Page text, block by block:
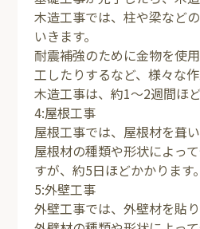
木造工事では、柱や梁など
いきます。
耐震補強のために金物を使
工したりするなど、様々な作
木造工事は、約1～2週間ほど
4:屋根工事
屋根工事では、屋根材を葺い
屋根材の種類や形状によっ
すが、約5日ほどかかります。
5:外壁工事
外壁工事では、外壁材を貼り